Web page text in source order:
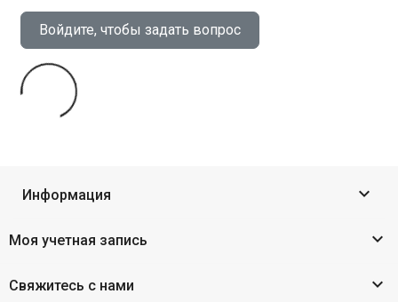
Войдите, чтобы задать вопрос
Информация 
Моя учетная запись 
Свяжитесь с нами 